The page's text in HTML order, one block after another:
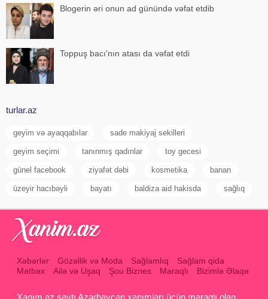
Blogerin əri onun ad günündə vəfat etdib
Toppuş bacı'nın atası da vəfat etdi
turlar.az
geyim və ayaqqabılar sade makiyaj sekilleri
geyim seçimi tanınmış qadınlar toy gecesi
günel facebook ziyafət dəbi kosmetika banan
üzeyir hacıbəyli bayatı baldiza aid hakisda sağlıq
Xəbərlər Gözəllik və Moda Sağlamlıq
Sağlam qida
Mətbəx
Ailə və Uşaq Şou Biznes Maraqlı Bizimlə Əlaqə
Xanım.az saytı Azərbaycan xanımları üçün maraqlı olan